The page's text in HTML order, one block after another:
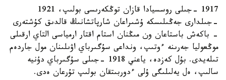
1917 -جىلى روسسيادا قازان توڭكەرىسى بولىپ، 1921
-جىلدارى جەڭىلىسكە ۇشىراعان شارپاتشانىڭ قالدىق كۇشتەرى
- باكەش باستاعان ون مىڭنان استام اقتار ارمياسى التاي ارقىلى
موڭعوليا جەرىنە ءوتىپ، ونداعى سۇگىرباي اۋىلىنان مول جاردەم
تىلەيدى. بۇل كەزدە، ياعني 1918 -جىلى سۇگىرباي دۇنيە
سالىپ، ەل يەلىلىگى ۇلى ءدوربىتقان بولىپ تۇرعان ەدى.